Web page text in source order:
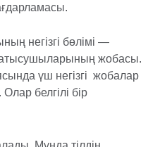
негізгі бөлімі —
жобасы.
үш негізгі жобалар
белгілі бір